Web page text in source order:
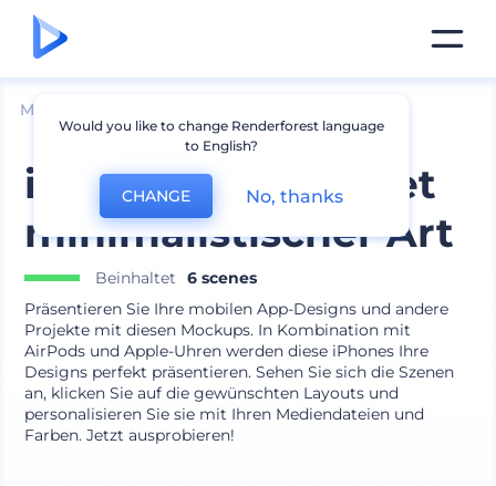
Mockups
iPhone Mockup-Set
minimalistischer Art
Beinhaltet
6 scenes
Präsentieren Sie Ihre mobilen App-Designs und andere
Projekte mit diesen Mockups. In Kombination mit
AirPods und Apple-Uhren werden diese iPhones Ihre
Designs perfekt präsentieren. Sehen Sie sich die Szenen
an, klicken Sie auf die gewünschten Layouts und
personalisieren Sie sie mit Ihren Mediendateien und
Farben. Jetzt ausprobieren!
Would you like to change Renderforest language
to English?
CHANGE No, thanks